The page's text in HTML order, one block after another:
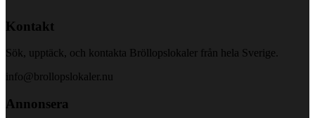
Kontakt
Sök, upptäck, och kontakta Bröllopslokaler från hela Sverige.
info@brollopslokaler.nu
Annonsera